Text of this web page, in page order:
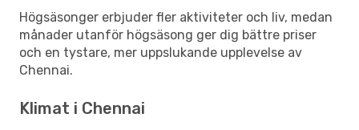
Högsäsonger erbjuder fler aktiviteter och liv, medan
månader utanför högsäsong ger dig bättre priser
och en tystare, mer uppslukande upplevelse av
Chennai.
Klimat i Chennai